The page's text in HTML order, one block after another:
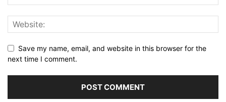
Save my name, email, and website in this browser for the
next time I comment.